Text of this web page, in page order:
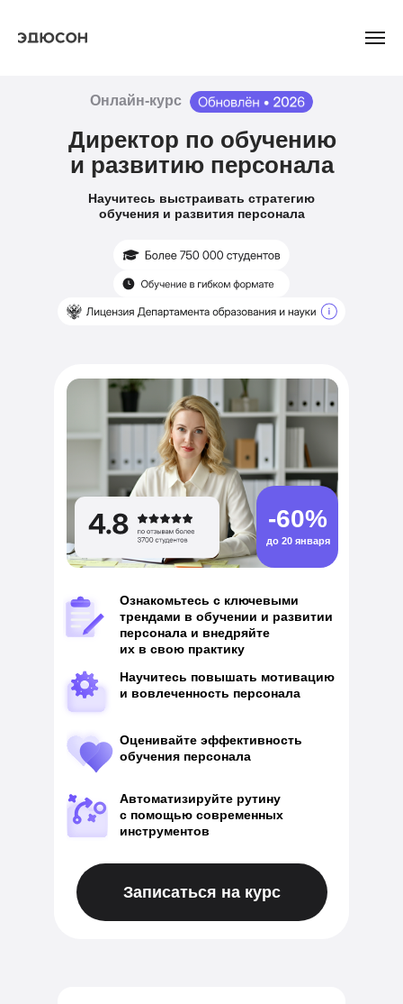
Директор по обучению
и развитию персонала
Автоматизируйте рутину
с помощью современных
инструментов
Оценивайте эффективность
обучения персонала
Научитесь повышать мотивацию
и вовлеченность персонала
Ознакомьтесь с ключевыми
трендами в обучении и развитии
персонала и внедряйте
их в свою практику
-60%
до 20 января
Записаться на курс
Научитесь выстраивать стратегию
обучения и развития персонала
Онлайн-курс